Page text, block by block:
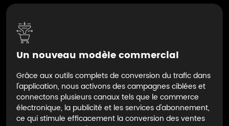
Un nouveau modèle commercial
Grâce aux outils complets de conversion du trafic dans
l'application, nous activons des campagnes ciblées et
connectons plusieurs canaux tels que le commerce
électronique, la publicité et les services d'abonnement,
ce qui stimule efficacement la conversion des ventes